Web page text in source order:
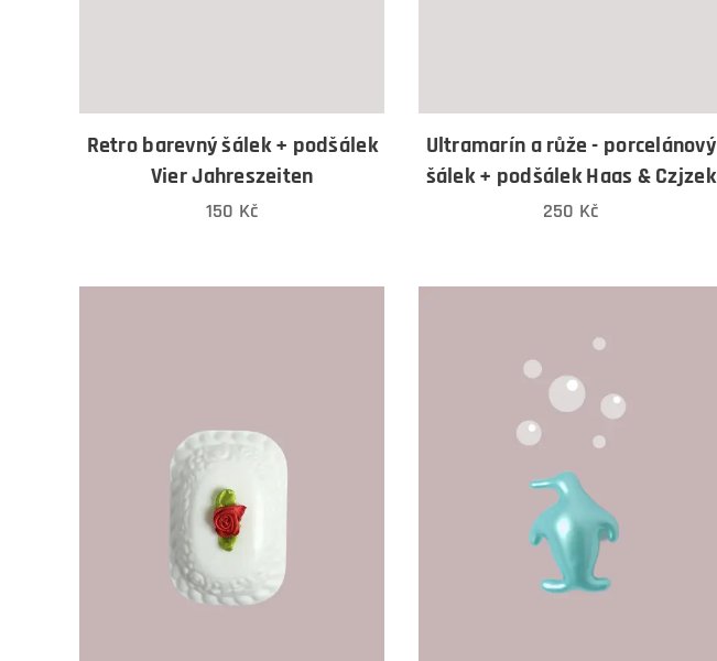
Retro barevný šálek + podšálek
Vier Jahreszeiten
150 Kč
Ultramarín a růže - porcelánový
šálek + podšálek Haas & Czjzek
250 Kč